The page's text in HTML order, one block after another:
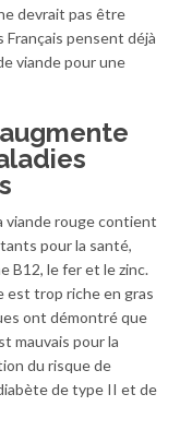
devrait pas être
Français pensent déjà
viande pour une
viande rouge contient
pour la santé,
B12, le fer et le zinc.
est trop riche en gras
ont démontré que
mauvais pour la
du risque de
de type II et de